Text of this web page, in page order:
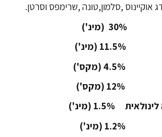
אוקיינוס ,סלמון,טונה ,שרימפס וסרטן.
(מינ')
(מינ')
(מקס')
(מקס')
1.5% (מינ')
(מינ')